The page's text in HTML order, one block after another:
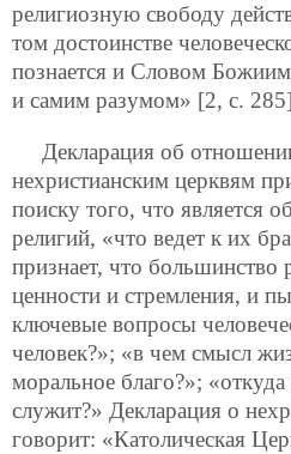
религиозную свободу
том достоинстве
познается и Словом
и самим разумом» [2, с.
Декларация об
нехристианским церквям
поиску того, что является
религий, «что ведет к их
признает, что
ценности и стремления, и
ключевые вопросы
человек?»; «в чем смысл
моральное благо?»;
служит?» Декларация о
говорит: «Католическая